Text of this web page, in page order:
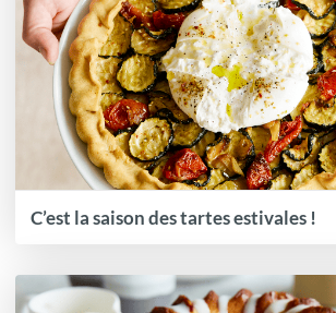
C’est la saison des tartes estivales !